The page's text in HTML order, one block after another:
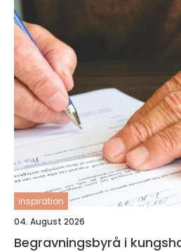
inspiration
04. August 2026
Begravningsbyrå i kungshamn stöd,